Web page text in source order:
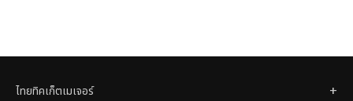
ไทยทิคเก็ตเมเจอร์